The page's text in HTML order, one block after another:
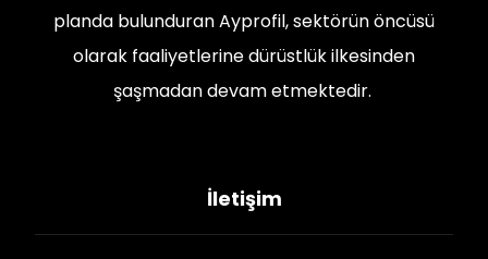
planda bulunduran Ayprofil, sektörün öncüsü
olarak faaliyetlerine dürüstlük ilkesinden
şaşmadan devam etmektedir.
İletişim